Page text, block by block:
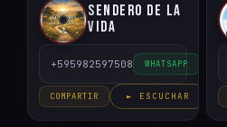
Sendero de la
Vida
+595982597508 WHATSAPP
COMPARTIR ► ESCUCHAR